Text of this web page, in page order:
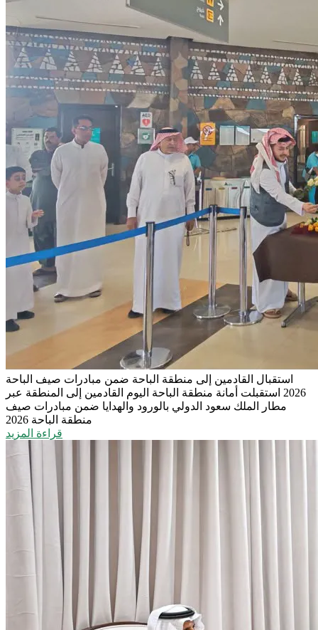
استقبال القادمين إلى منطقة الباحة ضمن مبادرات صيف الباحة
2026 استقبلت أمانة منطقة الباحة اليوم القادمين إلى المنطقة عبر
مطار الملك سعود الدولي بالورود والهدايا ضمن مبادرات صيف
منطقة الباحة 2026
قراءة المزيد